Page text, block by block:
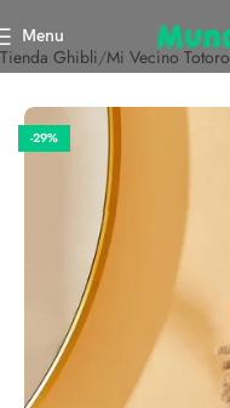
Menu
Tienda Ghibli Mi Vecino Totoro
-29%